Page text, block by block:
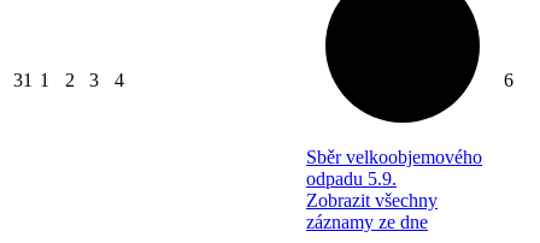
31 1 2 3 4
Sběr velkoobjemového
odpadu 5.9.
Zobrazit všechny
záznamy ze dne
6